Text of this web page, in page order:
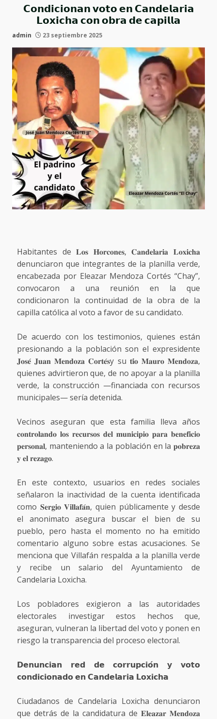
𝗖𝗼𝗻𝗱𝗶𝗰𝗶𝗼𝗻𝗮𝗻 𝘃𝗼𝘁𝗼 𝗲𝗻 𝗖𝗮𝗻𝗱𝗲𝗹𝗮𝗿𝗶𝗮
𝗟𝗼𝘅𝗶𝗰𝗵𝗮 𝗰𝗼𝗻 𝗼𝗯𝗿𝗮 𝗱𝗲 𝗰𝗮𝗽𝗶𝗹𝗹𝗮
admin 23 septiembre 2025
Habitantes de 𝐋𝐨𝐬 𝐇𝐨𝐫𝐜𝐨𝐧𝐞𝐬, 𝐂𝐚𝐧𝐝𝐞𝐥𝐚𝐫𝐢𝐚 𝐋𝐨𝐱𝐢𝐜𝐡𝐚
denunciaron que integrantes de la planilla verde,
encabezada por Eleazar Mendoza Cortés “Chay”,
convocaron a una reunión en la que
condicionaron la continuidad de la obra de la
capilla católica al voto a favor de su candidato.
De acuerdo con los testimonios, quienes están
presionando a la población son el expresidente
𝐉𝐨𝐬𝐞́ 𝐉𝐮𝐚𝐧 𝐌𝐞𝐧𝐝𝐨𝐳𝐚 𝐂𝐨𝐫𝐭𝐞́𝐬y su 𝐭𝐢́𝐨 𝐌𝐚𝐮𝐫𝐨 𝐌𝐞𝐧𝐝𝐨𝐳𝐚,
quienes advirtieron que, de no apoyar a la planilla
verde, la construcción —financiada con recursos
municipales— sería detenida.
Vecinos aseguran que esta familia lleva años
𝐜𝐨𝐧𝐭𝐫𝐨𝐥𝐚𝐧𝐝𝐨 𝐥𝐨𝐬 𝐫𝐞𝐜𝐮𝐫𝐬𝐨𝐬 𝐝𝐞𝐥 𝐦𝐮𝐧𝐢𝐜𝐢𝐩𝐢𝐨 𝐩𝐚𝐫𝐚 𝐛𝐞𝐧𝐞𝐟𝐢𝐜𝐢𝐨
𝐩𝐞𝐫𝐬𝐨𝐧𝐚𝐥, manteniendo a la población en la 𝐩𝐨𝐛𝐫𝐞𝐳𝐚
𝐲 𝐞𝐥 𝐫𝐞𝐳𝐚𝐠𝐨.
En este contexto, usuarios en redes sociales
señalaron la inactividad de la cuenta identificada
como 𝐒𝐞𝐫𝐠𝐢𝐨 𝐕𝐢𝐥𝐥𝐚𝐟𝐚́𝐧, quien públicamente y desde
el anonimato asegura buscar el bien de su
pueblo, pero hasta el momento no ha emitido
comentario alguno sobre estas acusaciones. Se
menciona que Villafán respalda a la planilla verde
y recibe un salario del Ayuntamiento de
Candelaria Loxicha.
Los pobladores exigieron a las autoridades
electorales investigar estos hechos que,
aseguran, vulneran la libertad del voto y ponen en
riesgo la transparencia del proceso electoral.
𝗗𝗲𝗻𝘂𝗻𝗰𝗶𝗮𝗻 𝗿𝗲𝗱 𝗱𝗲 𝗰𝗼𝗿𝗿𝘂𝗽𝗰𝗶𝗼́𝗻 𝘆 𝘃𝗼𝘁𝗼
𝗰𝗼𝗻𝗱𝗶𝗰𝗶𝗼𝗻𝗮𝗱𝗼 𝗲𝗻 𝗖𝗮𝗻𝗱𝗲𝗹𝗮𝗿𝗶𝗮 𝗟𝗼𝘅𝗶𝗰𝗵𝗮
Ciudadanos de Candelaria Loxicha denunciaron
que detrás de la candidatura de 𝐄𝐥𝐞𝐚𝐳𝐚𝐫 𝐌𝐞𝐧𝐝𝐨𝐳𝐚